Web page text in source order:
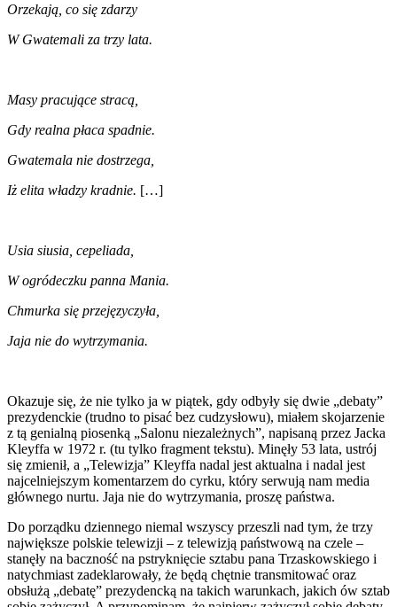
Orzekają, co się zdarzy
W Gwatemali za trzy lata.
Masy pracujące stracą,
Gdy realna płaca spadnie.
Gwatemala nie dostrzega,
Iż elita władzy kradnie. […]
Usia siusia, cepeliada,
W ogródeczku panna Mania.
Chmurka się przejęzyczyła,
Jaja nie do wytrzymania.
Okazuje się, że nie tylko ja w piątek, gdy odbyły się dwie „debaty”
prezydenckie (trudno to pisać bez cudzysłowu), miałem skojarzenie
z tą genialną piosenką „Salonu niezależnych”, napisaną przez Jacka
Kleyffa w 1972 r. (tu tylko fragment tekstu). Minęły 53 lata, ustrój
się zmienił, a „Telewizja” Kleyffa nadal jest aktualna i nadal jest
najcelniejszym komentarzem do cyrku, który serwują nam media
głównego nurtu. Jaja nie do wytrzymania, proszę państwa.
Do porządku dziennego niemal wszyscy przeszli nad tym, że trzy
największe polskie telewizji – z telewizją państwową na czele –
stanęły na baczność na pstryknięcie sztabu pana Trzaskowskiego i
natychmiast zadeklarowały, że będą chętnie transmitować oraz
obsłużą „debatę” prezydencką na takich warunkach, jakich ów sztab